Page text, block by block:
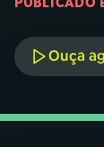
Ouça